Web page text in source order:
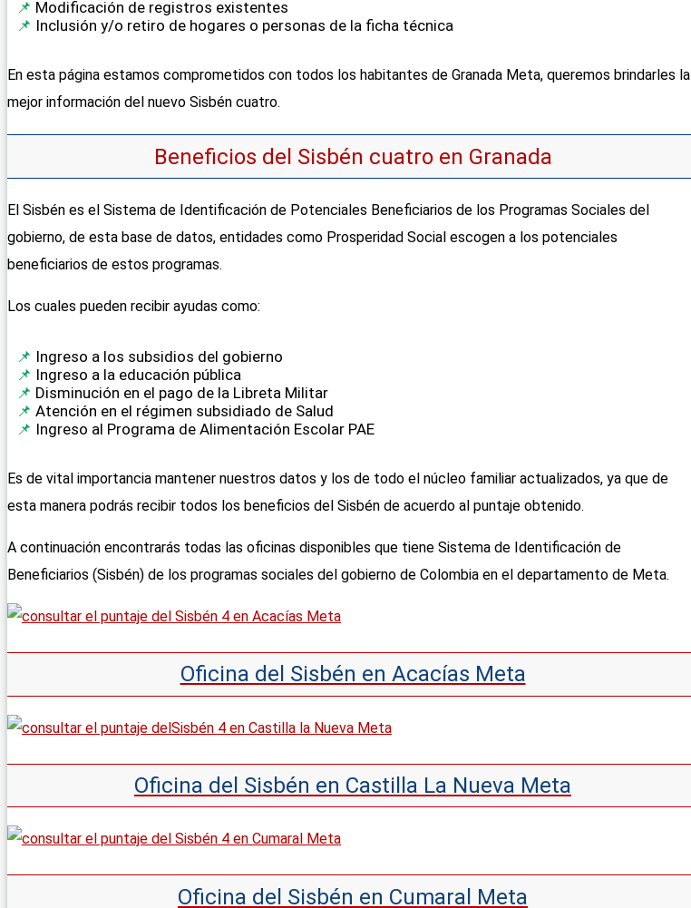
Modificación de registros existentes
Inclusión y/o retiro de hogares o personas de la ficha técnica
En esta página estamos comprometidos con todos los habitantes de Granada Meta, queremos brindarles la
mejor información del nuevo Sisbén cuatro.
Beneficios del Sisbén cuatro en Granada
El Sisbén es el Sistema de Identificación de Potenciales Beneficiarios de los Programas Sociales del
gobierno, de esta base de datos, entidades como Prosperidad Social escogen a los potenciales
beneficiarios de estos programas.
Los cuales pueden recibir ayudas como:
Ingreso a los subsidios del gobierno
Ingreso a la educación pública
Disminución en el pago de la Libreta Militar
Atención en el régimen subsidiado de Salud
Ingreso al Programa de Alimentación Escolar PAE
Es de vital importancia mantener nuestros datos y los de todo el núcleo familiar actualizados, ya que de
esta manera podrás recibir todos los beneficios del Sisbén de acuerdo al puntaje obtenido.
A continuación encontrarás todas las oficinas disponibles que tiene Sistema de Identificación de
Beneficiarios (Sisbén) de los programas sociales del gobierno de Colombia en el departamento de Meta.
Oficina del Sisbén en Acacías Meta
Oficina del Sisbén en Castilla La Nueva Meta
Oficina del Sisbén en Cumaral Meta